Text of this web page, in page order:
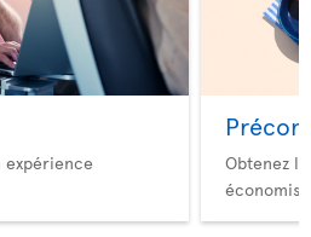
expérience
Obtenez